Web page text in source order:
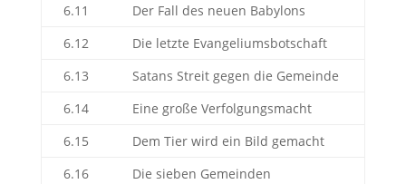
6.11
Der Fall des neuen Babylons
6.12
Die letzte Evangeliumsbotschaft
6.13
Satans Streit gegen die Gemeinde
6.14
Eine große Verfolgungsmacht
6.15
Dem Tier wird ein Bild gemacht
6.16
Die sieben Gemeinden